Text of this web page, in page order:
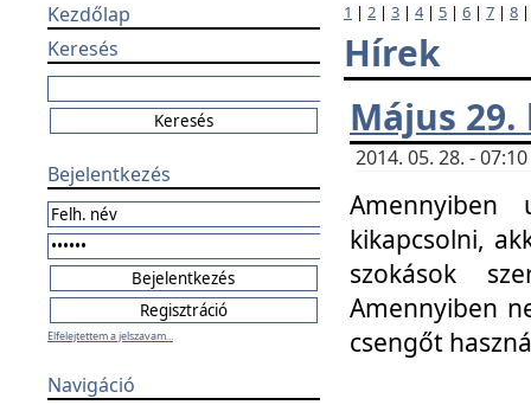
Kezdőlap
Keresés
Bejelentkezés
Elfelejtettem a jelszavam...
Navigáció
1 | 2 | 3 | 4| 5 | 6 | 7 | 8
Hírek
Május
2014. 05. 28. -
kikapcsolni,
szokások
Amennyiben
csengőt